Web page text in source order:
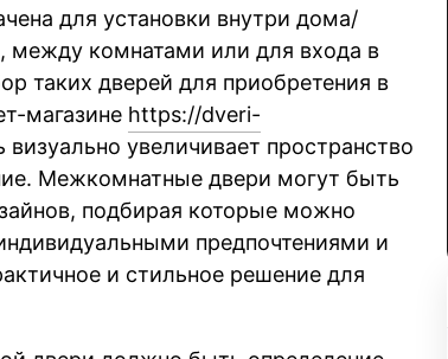
для установки внутри дома/
между комнатами или для входа в
таких дверей для приобретения в
магазине https://dveri-
визуально увеличивает пространство
Межкомнатные двери могут быть
подбирая которые можно
предпочтениями и
и стильное решение для